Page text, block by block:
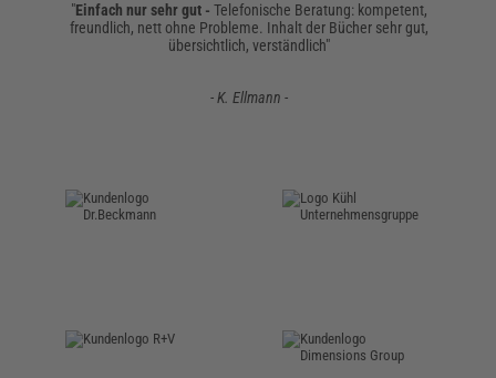
"Einfach nur sehr gut - Telefonische Beratung: kompetent,
freundlich, nett ohne Probleme. Inhalt der Bücher sehr gut,
übersichtlich, verständlich"
- K. Ellmann -